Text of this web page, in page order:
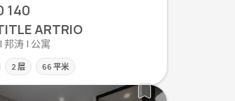
140
ARTRIO
邦涛 | 公寓
2 层 66 平米